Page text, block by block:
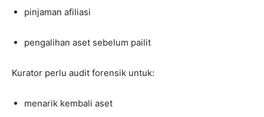
pinjaman afiliasi
pengalihan aset sebelum pailit
Kurator perlu audit forensik untuk:
menarik kembali aset